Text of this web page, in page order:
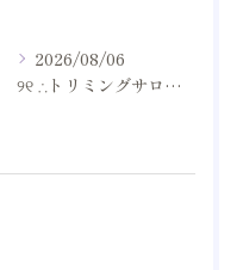
2026/08/06
୨୧ ∴トリミングサロン∴ ୨୧